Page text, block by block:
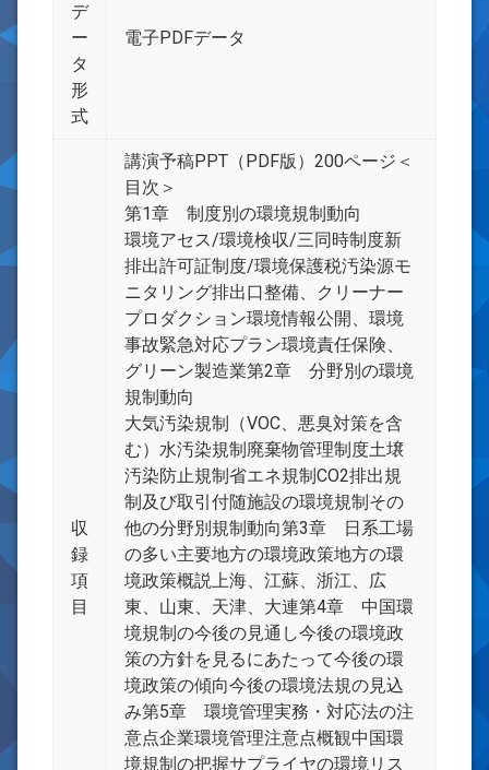
デ
ー
タ
形
式
電子PDFデータ
収
録
項
目
講演予稿PPT（PDF版）200ページ＜
目次＞
第1章 制度別の環境規制動向
環境アセス/環境検収/三同時制度新
排出許可証制度/環境保護税汚染源モ
ニタリング排出口整備、クリーナー
プロダクション環境情報公開、環境
事故緊急対応プラン環境責任保険、
グリーン製造業第2章 分野別の環境
規制動向
大気汚染規制（VOC、悪臭対策を含
む）水汚染規制廃棄物管理制度土壌
汚染防止規制省エネ規制CO2排出規
制及び取引付随施設の環境規制その
他の分野別規制動向第3章 日系工場
の多い主要地方の環境政策地方の環
境政策概説上海、江蘇、浙江、広
東、山東、天津、大連第4章 中国環
境規制の今後の見通し今後の環境政
策の方針を見るにあたって今後の環
境政策の傾向今後の環境法規の見込
み第5章 環境管理実務・対応法の注
意点企業環境管理注意点概観中国環
境規制の把握サプライヤの環境リス